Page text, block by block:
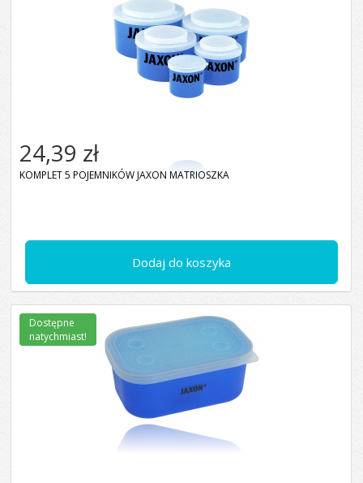
Dodaj do koszyka
24,39 zł
KOMPLET 5 POJEMNIKÓW JAXON MATRIOSZKA
Dostępne
natychmiast!